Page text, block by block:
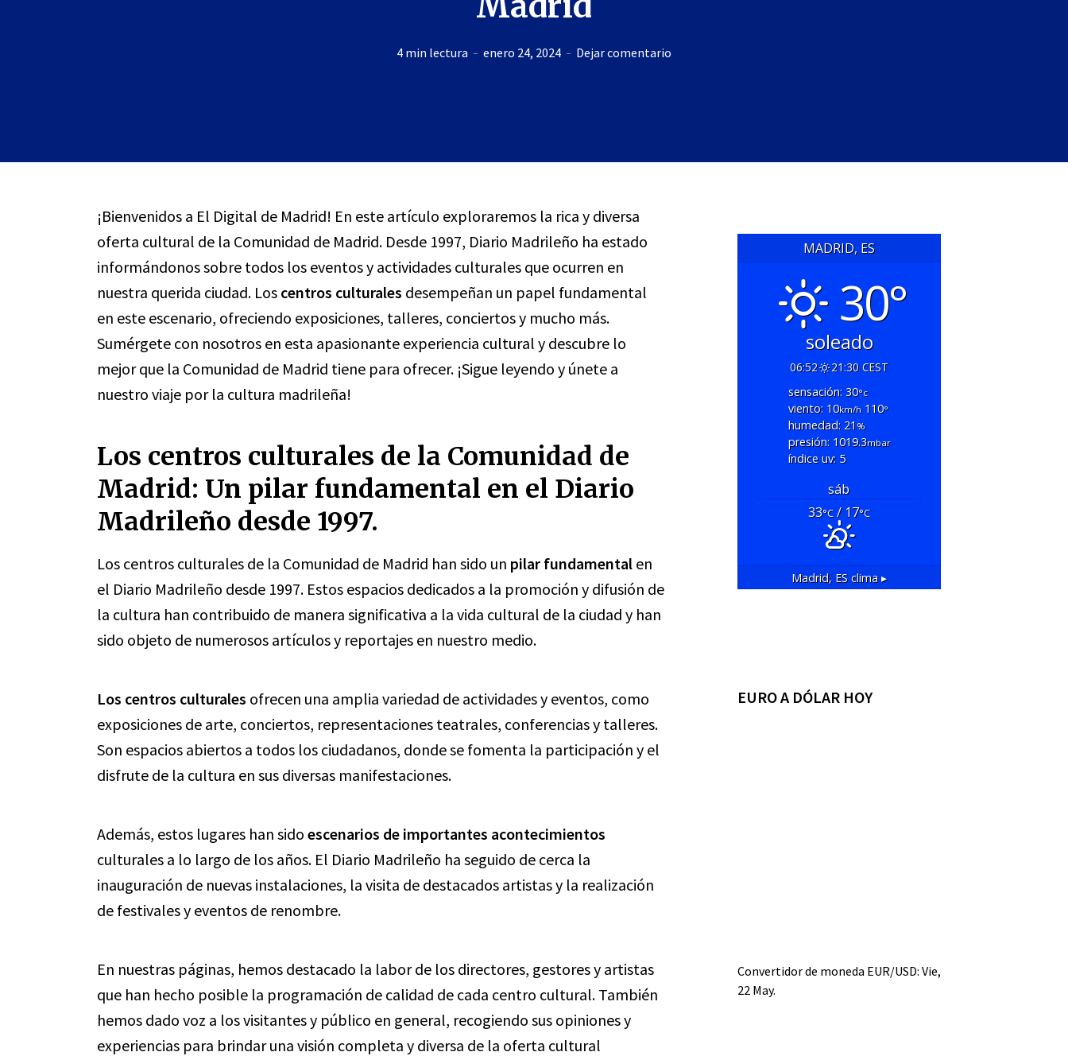
4 min lectura enero 24, 2024 Dejar comentario
¡Bienvenidos a El Digital de Madrid! En este artículo exploraremos la rica y diversa
oferta cultural de la Comunidad de Madrid. Desde 1997, Diario Madrileño ha estado
informándonos sobre todos los eventos y actividades culturales que ocurren en
nuestra querida ciudad. Los centros culturales desempeñan un papel fundamental
en este escenario, ofreciendo exposiciones, talleres, conciertos y mucho más.
Sumérgete con nosotros en esta apasionante experiencia cultural y descubre lo
mejor que la Comunidad de Madrid tiene para ofrecer. ¡Sigue leyendo y únete a
nuestro viaje por la cultura madrileña!
Los centros culturales de la Comunidad de
Madrid: Un pilar fundamental en el Diario
Madrileño desde 1997.
Los centros culturales de la Comunidad de Madrid han sido un pilar fundamental en
el Diario Madrileño desde 1997. Estos espacios dedicados a la promoción y difusión de
la cultura han contribuido de manera significativa a la vida cultural de la ciudad y han
sido objeto de numerosos artículos y reportajes en nuestro medio.
Los centros culturales ofrecen una amplia variedad de actividades y eventos, como
exposiciones de arte, conciertos, representaciones teatrales, conferencias y talleres.
Son espacios abiertos a todos los ciudadanos, donde se fomenta la participación y el
disfrute de la cultura en sus diversas manifestaciones.
Además, estos lugares han sido escenarios de importantes acontecimientos
culturales a lo largo de los años. El Diario Madrileño ha seguido de cerca la
inauguración de nuevas instalaciones, la visita de destacados artistas y la realización
de festivales y eventos de renombre.
En nuestras páginas, hemos destacado la labor de los directores, gestores y artistas
que han hecho posible la programación de calidad de cada centro cultural. También
hemos dado voz a los visitantes y público en general, recogiendo sus opiniones y
experiencias para brindar una visión completa y diversa de la oferta cultural
MADRID, ES
30°
soleado
06:52
21:30 CEST
sensación: 30°c
viento: 10km/h110°
humedad: 21 %
presión: 1019.3mbar
índice uv: 5
sáb
33°C/ 17°C
Madrid, ES clima ▸
EURO A DÓLAR HOY
Convertidor de moneda EUR/USD: Vie,
22 May.